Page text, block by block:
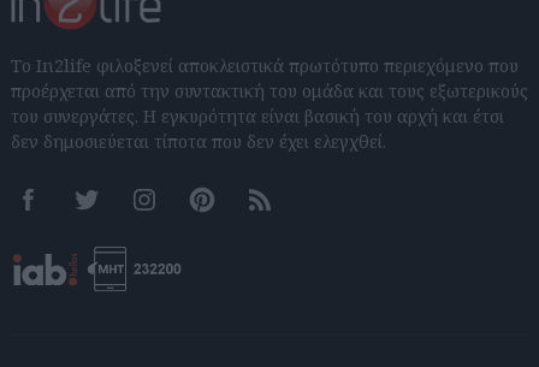
Το In2life φιλοξενεί αποκλειστικά πρωτότυπο περιεχόμενο που
προέρχεται από την συντακτική του ομάδα και τους εξωτερικούς
του συνεργάτες. Η εγκυρότητα είναι βασική του αρχή και έτσι
δεν δημοσιεύεται τίποτα που δεν έχει ελεγχθεί.
FacebookTwitter InstagramPinterestRSS feeds